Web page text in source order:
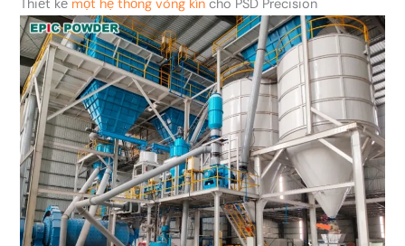
Thiết kế một hệ thống vòng kín cho PSD Precision